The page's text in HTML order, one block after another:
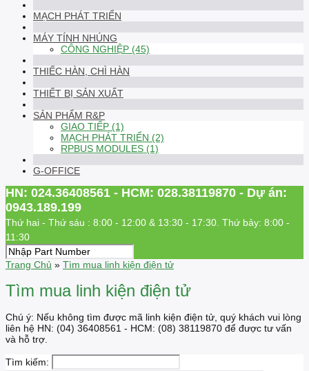
MẠCH PHÁT TRIỂN
MÁY TÍNH NHÚNG
CÔNG NGHIỆP (45)
THIẾC HÀN, CHÌ HÀN
THIẾT BỊ SẢN XUẤT
SẢN PHẨM R&P
GIAO TIẾP (1)
MẠCH PHÁT TRIỂN (2)
RPBUS MODULES (1)
G-OFFICE
HN: 024.36408561 - HCM: 028.38119870 - Dự án:
0943.189.199
Thứ hai - Thứ sáu : 8:00 - 12:00 & 13:30 - 17:30. Thứ bảy: 8:00 -
11:30
Trang Chủ » Tìm mua linh kiện điện tử
Tìm mua linh kiện điện tử
Chú ý: Nếu không tìm được mã linh kiện điện tử, quý khách vui lòng
liên hệ HN: (04) 36408561 - HCM: (08) 38119870 để được tư vấn
và hỗ trợ.
Tìm kiếm: